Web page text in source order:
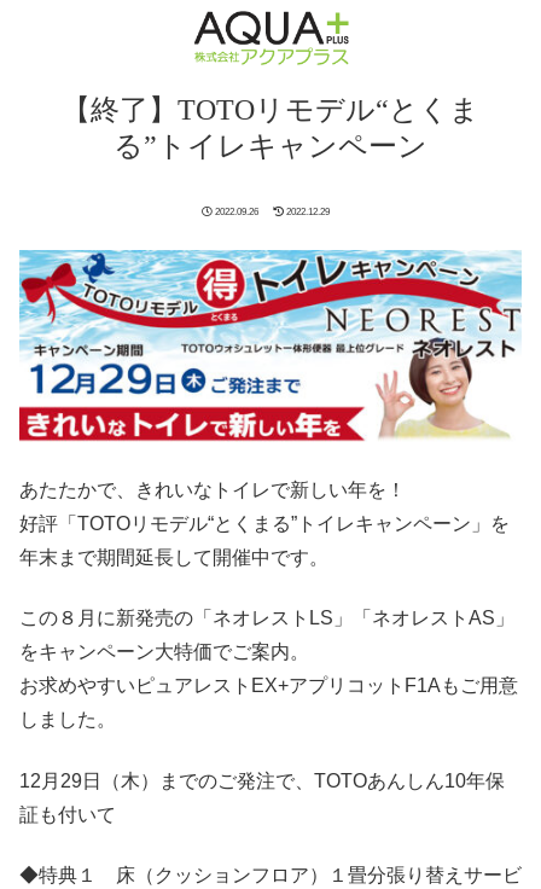
【終了】TOTOリモデル“とくま
る”トイレキャンペーン
2022.09.26 2022.12.29
あたたかで、きれいなトイレで新しい年を！
好評「TOTOリモデル“とくまる”トイレキャンペーン」を
年末まで期間延長して開催中です。
この８月に新発売の「ネオレストLS」「ネオレストAS」
をキャンペーン大特価でご案内。
お求めやすいピュアレストEX+アプリコットF1Aもご用意
しました。
12月29日（木）までのご発注で、TOTOあんしん10年保
証も付いて
◆特典１ 床（クッションフロア）１畳分張り替えサービ